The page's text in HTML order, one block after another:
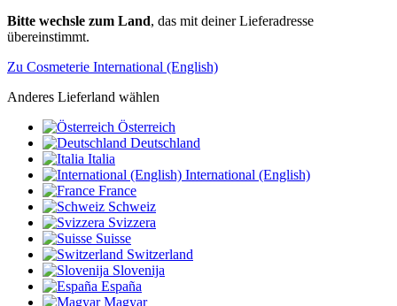
Bitte wechsle zum Land, das mit deiner Lieferadresse
übereinstimmt.
Zu Cosmeterie International (English)
Anderes Lieferland wählen
Österreich
Deutschland
Italia
International (English)
France
Schweiz
Svizzera
Suisse
Switzerland
Slovenija
España
Magyar